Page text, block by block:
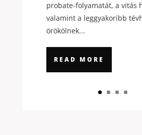
probate-folyamatát, a vitás
valamint a leggyakoribb
örökölnek...
READ MORE